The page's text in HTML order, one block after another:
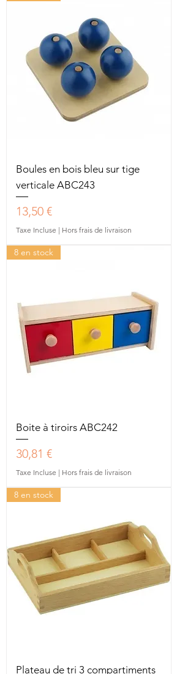
Boules en bois bleu sur tige
verticale ABC243
Prix
13,50 €
Taxe Incluse | Hors frais de livraison
8 en stock
Boite à tiroirs ABC242
Prix
30,81 €
Taxe Incluse | Hors frais de livraison
8 en stock
Plateau de tri 3 compartiments